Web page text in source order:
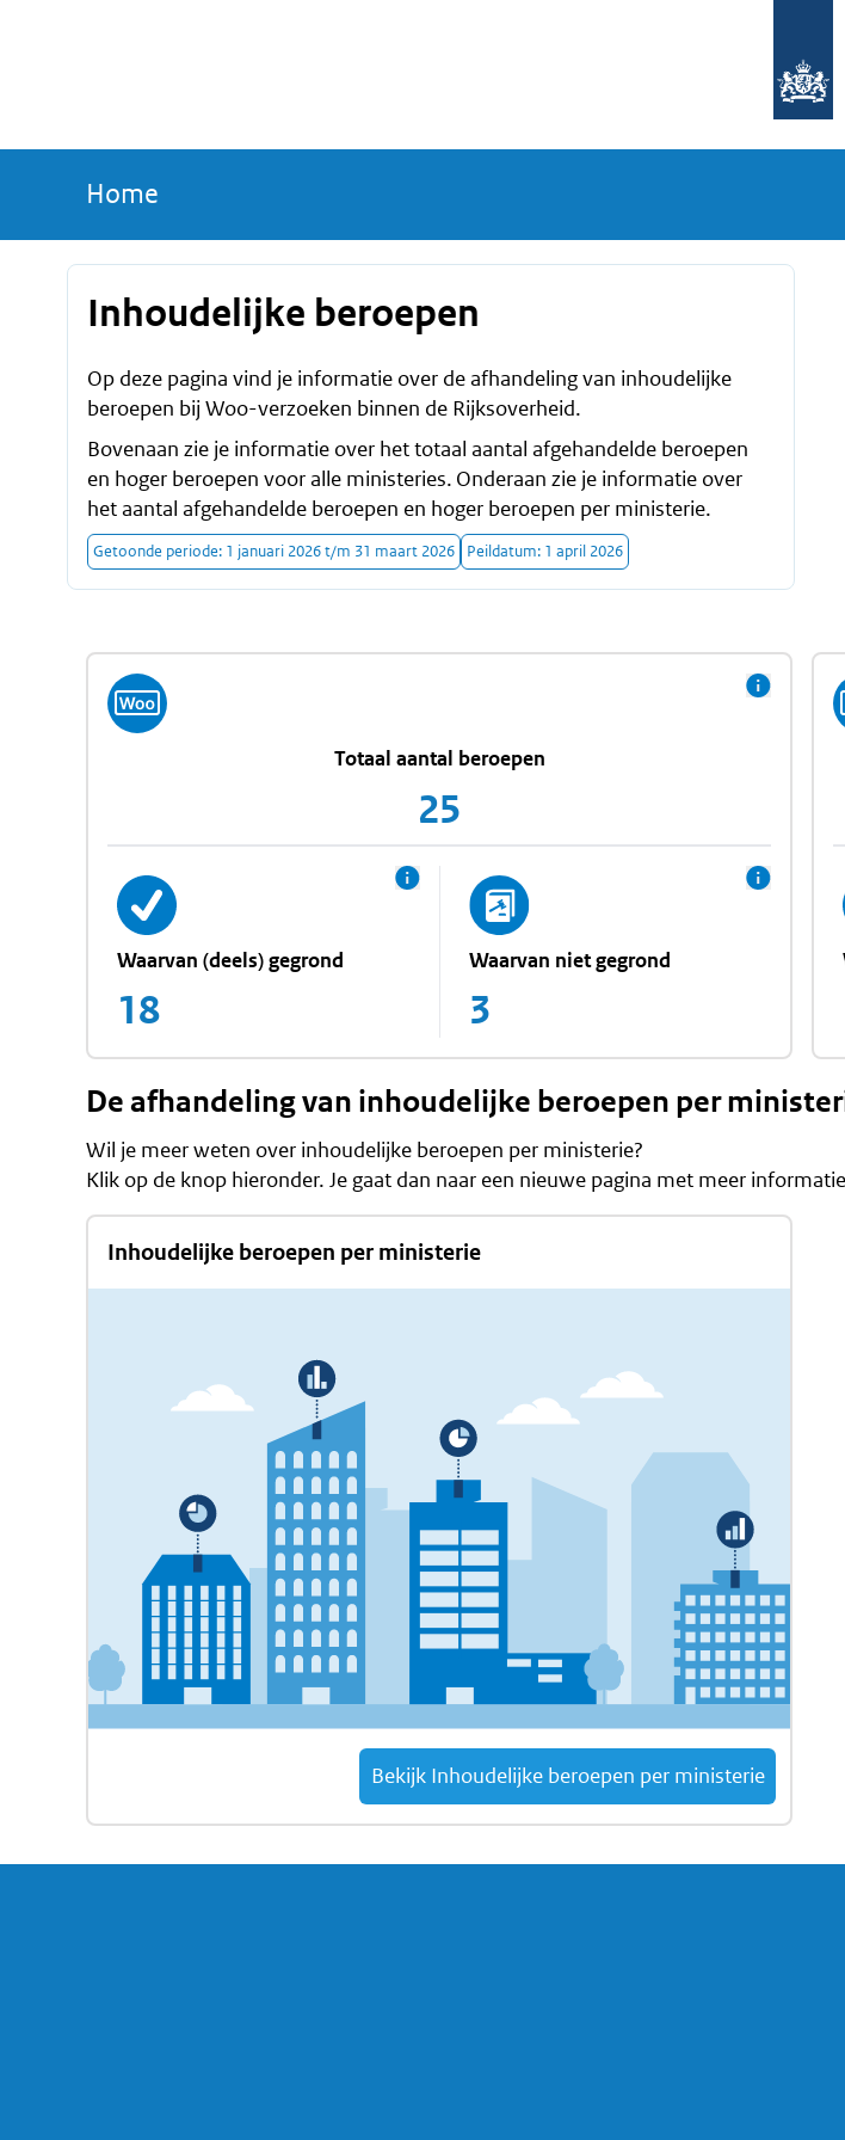
Home
Inhoudelijke beroepen
Op deze pagina vind je informatie over de afhandeling van inhoudelijke
beroepen bij Woo-verzoeken binnen de Rijksoverheid.
Bovenaan zie je informatie over het totaal aantal afgehandelde beroepen
en hoger beroepen voor alle ministeries. Onderaan zie je informatie over
het aantal afgehandelde beroepen en hoger beroepen per ministerie.
Getoonde periode: 1 januari 2026t/m 31 maart 2026 Peildatum: 1 april 2026
Totaal aantal beroepen
25
Waarvan (deels) gegrond
18
Waarvan niet gegrond
3
De afhandeling van inhoudelijke beroepen per
Wil je meer weten over inhoudelijke beroepen per ministerie?
Klik op de knop hieronder. Je gaat dan naar een nieuwe pagina met meer
Inhoudelijke beroepen per ministerie
Bekijk Inhoudelijke beroepen per ministerie